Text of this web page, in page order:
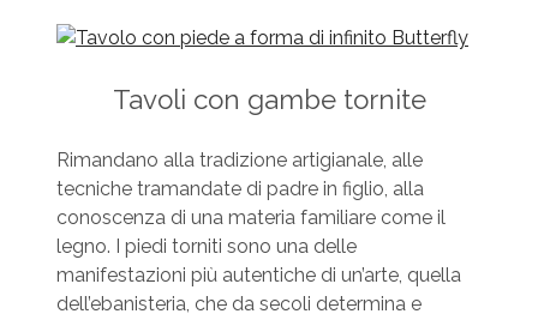
Tavoli con gambe tornite
Rimandano alla tradizione artigianale, alle
tecniche tramandate di padre in figlio, alla
conoscenza di una materia familiare come il
legno. I piedi torniti sono una delle
manifestazioni più autentiche di un’arte, quella
dell’ebanisteria, che da secoli determina e